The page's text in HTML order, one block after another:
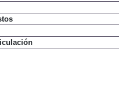
y equipamiento seleccionado)